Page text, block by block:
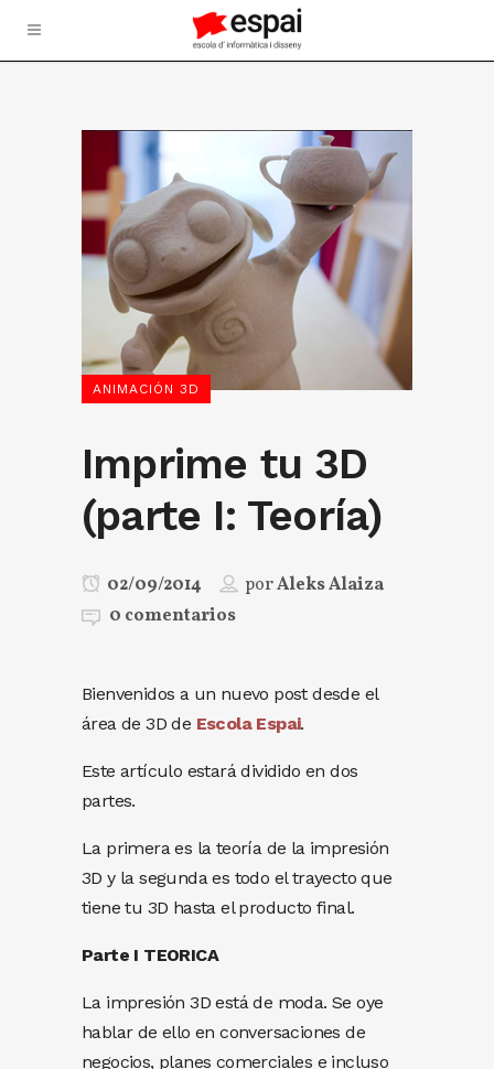
ANIMACIÓN 3D
Imprime tu 3D
(parte I: Teoría)
02/09/2014 porAleks Alaiza
0 comentarios
Bienvenidos a un nuevo post desde el
área de 3D de Escola Espai.
Este artículo estará dividido en dos
partes.
La primera es la teoría de la impresión
3D y la segunda es todo el trayecto que
tiene tu 3D hasta el producto final.
Parte I TEORICA
La impresión 3D está de moda. Se oye
hablar de ello en conversaciones de
negocios, planes comerciales e incluso